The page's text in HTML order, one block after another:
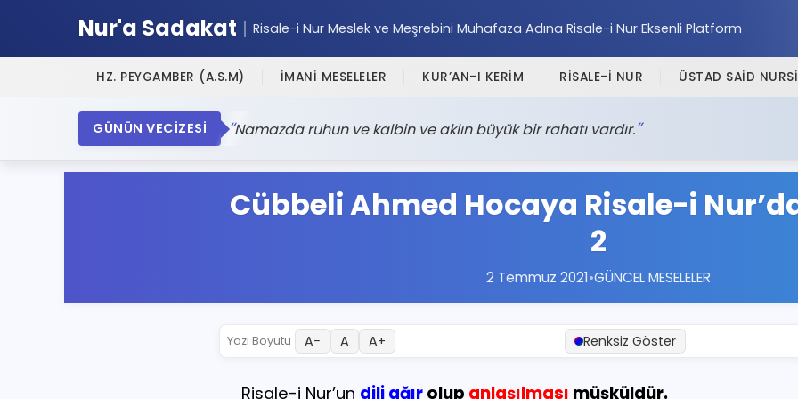
Nur'a Sadakat Risale-i Nur Meslek ve Meşrebini Muhafaza Adına Risale-i Nur Eksenli Platform
HZ. PEYGAMBER (A.S.M) İMANİ MESELELER KUR’AN-I KERİM RİSALE-İ NUR ÜSTAD SAİD NURSİ
GÜNÜN VECİZESİ Namazda ruhun ve kalbin ve aklın büyük bir rahatı vardır.
Cübbeli Ahmed Hocaya Risale-i
2
2 Temmuz 2021•GÜNCEL MESELELER
Yazı Boyutu A− A A+ Renksiz Göster
Risale-i Nur’un dili ağır olup anlaşılması müşküldür.